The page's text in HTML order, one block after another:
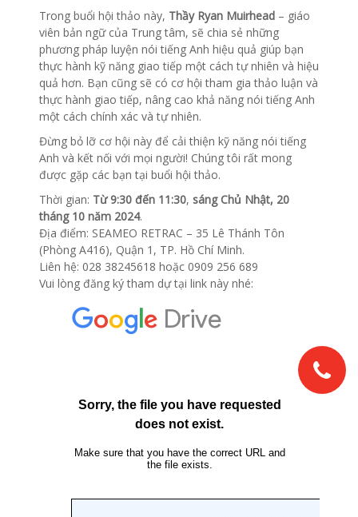
Trong buổi hội thảo này, Thầy Ryan Muirhead– giáo
viên bản ngữ của Trung tâm, sẽ chia sẻ những
phương pháp luyện nói tiếng Anh hiệu quả giúp bạn
thực hành kỹ năng giao tiếp một cách tự nhiên và hiệu
quả hơn. Bạn cũng sẽ có cơ hội tham gia thảo luận và
thực hành giao tiếp, nâng cao khả năng nói tiếng Anh
một cách chính xác và tự nhiên.
Đừng bỏ lỡ cơ hội này để cải thiện kỹ năng nói tiếng
Anh và kết nối với mọi người! Chúng tôi rất mong
được gặp các bạn tại buổi hội thảo.
Thời gian: Từ 9:30 đến 11:30, sáng Chủ Nhật, 20
tháng 10 năm 2024.
Địa điểm: SEAMEO RETRAC – 35 Lê Thánh Tôn
(Phòng A416), Quận 1, TP. Hồ Chí Minh.
Liên hệ: 028 38245618 hoặc 0909 256 689
Vui lòng đăng ký tham dự tại link này nhé: